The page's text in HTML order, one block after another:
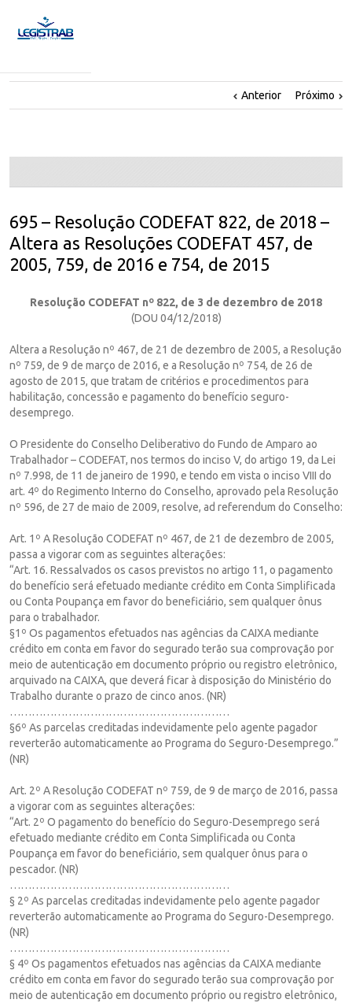
Anterior Próximo
695 – Resolução CODEFAT 822, de 2018 –
Altera as Resoluções CODEFAT 457, de
2005, 759, de 2016 e 754, de 2015
Resolução CODEFAT nº 822, de 3 de dezembro de 2018
(DOU 04/12/2018)
Altera a Resolução nº 467, de 21 de dezembro de 2005, a Resolução
nº 759, de 9 de março de 2016, e a Resolução nº 754, de 26 de
agosto de 2015, que tratam de critérios e procedimentos para
habilitação, concessão e pagamento do benefício seguro-
desemprego.
O Presidente do Conselho Deliberativo do Fundo de Amparo ao
Trabalhador – CODEFAT, nos termos do inciso V, do artigo 19, da Lei
nº 7.998, de 11 de janeiro de 1990, e tendo em vista o inciso VIII do
art. 4º do Regimento Interno do Conselho, aprovado pela Resolução
nº 596, de 27 de maio de 2009, resolve, ad referendum do Conselho:
Art. 1º A Resolução CODEFAT nº 467, de 21 de dezembro de 2005,
passa a vigorar com as seguintes alterações:
“Art. 16. Ressalvados os casos previstos no artigo 11, o pagamento
do benefício será efetuado mediante crédito em Conta Simplificada
ou Conta Poupança em favor do beneficiário, sem qualquer ônus
para o trabalhador.
§1º Os pagamentos efetuados nas agências da CAIXA mediante
crédito em conta em favor do segurado terão sua comprovação por
meio de autenticação em documento próprio ou registro eletrônico,
arquivado na CAIXA, que deverá ficar à disposição do Ministério do
Trabalho durante o prazo de cinco anos. (NR)
……………………………………………………
§6º As parcelas creditadas indevidamente pelo agente pagador
reverterão automaticamente ao Programa do Seguro-Desemprego.”
(NR)
Art. 2º A Resolução CODEFAT nº 759, de 9 de março de 2016, passa
a vigorar com as seguintes alterações:
“Art. 2º O pagamento do benefício do Seguro-Desemprego será
efetuado mediante crédito em Conta Simplificada ou Conta
Poupança em favor do beneficiário, sem qualquer ônus para o
pescador. (NR)
……………………………………………………
§ 2º As parcelas creditadas indevidamente pelo agente pagador
reverterão automaticamente ao Programa do Seguro-Desemprego.
(NR)
……………………………………………………
§ 4º Os pagamentos efetuados nas agências da CAIXA mediante
crédito em conta em favor do segurado terão sua comprovação por
meio de autenticação em documento próprio ou registro eletrônico,